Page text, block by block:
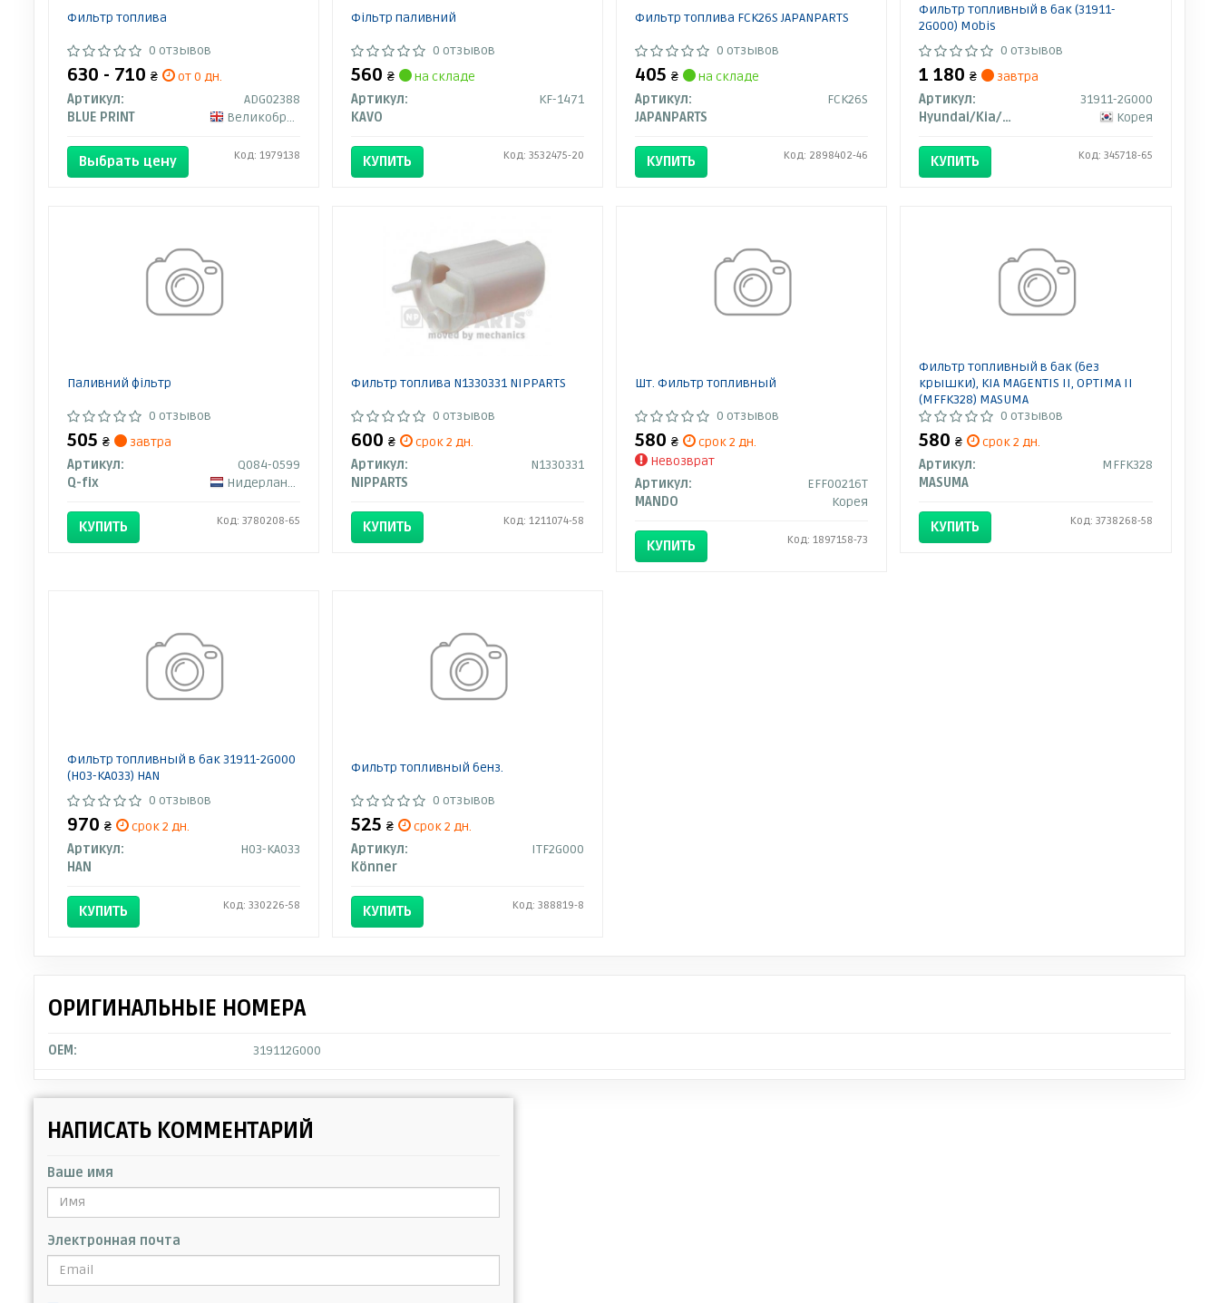
Фильтр топлива
0 отзывов
630 - 710 ₴
от 0 дн.
Артикул:
ADG02388
BLUE PRINT
Великобритания
Выбрать цену Код: 1979138
Фільтр паливний
0 отзывов
560 ₴
на складе
Артикул:
KF-1471
KAVO
КУПИТЬ Код: 3532475-20
Фильтр топлива FCK26S JAPANPARTS
0 отзывов
405 ₴
на складе
Артикул:
FCK26S
JAPANPARTS
КУПИТЬ Код: 2898402-46
Фильтр топливный в бак (31911-
2G000) Mobis
0 отзывов
1 180₴
завтра
Артикул:
31911-2G000
Hyundai/Kia/Mobis
Корея
КУПИТЬ Код: 345718-65
Паливний фільтр
0 отзывов
505 ₴
завтра
Артикул:
Q084-0599
Q-fix
Нидерланды
КУПИТЬ Код: 3780208-65
Фильтр топлива N1330331 NIPPARTS
0 отзывов
600 ₴
срок 2 дн.
Артикул:
N1330331
NIPPARTS
КУПИТЬ Код: 1211074-58
Шт. Фильтр топливный
0 отзывов
580 ₴
срок 2 дн.
Невозврат
Артикул:
EFF00216T
MANDO
Корея
КУПИТЬ Код: 1897158-73
Фильтр топливный в бак (без
крышки), KIA MAGENTIS II, OPTIMA II
(MFFK328) MASUMA
0 отзывов
580₴
срок 2 дн.
Артикул:
MFFK328
MASUMA
КУПИТЬ Код: 3738268-58
Фильтр топливный в бак 31911-2G000
(H03-KA033) HAN
0 отзывов
970 ₴
срок 2 дн.
Артикул:
H03-KA033
HAN
КУПИТЬ Код: 330226-58
Фильтр топливный бенз.
0 отзывов
525 ₴
срок 2 дн.
Артикул:
ITF2G000
Könner
КУПИТЬ Код: 388819-8
ОРИГИНАЛЬНЫЕ НОМЕРА
OEM: 319112G000
НАПИСАТЬ КОММЕНТАРИЙ
Ваше имя
Электронная почта